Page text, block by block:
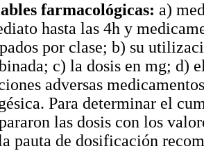
farmacológicas: a)
hasta las 4h y
por clase; b) su
c) la dosis en mg; d)
adversas
Para determinar el
las dosis con los
pauta de dosificación